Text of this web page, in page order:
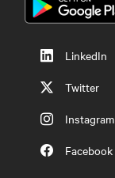
LinkedIn
Twitter
Instagram
Facebook